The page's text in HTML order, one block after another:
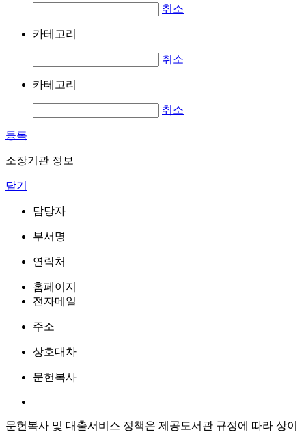
취소
카테고리
취소
카테고리
취소
등록
소장기관 정보
닫기
담당자
부서명
연락처
홈페이지
전자메일
주소
상호대차
문헌복사
문헌복사 및 대출서비스 정책은 제공도서관 규정에 따라 상이